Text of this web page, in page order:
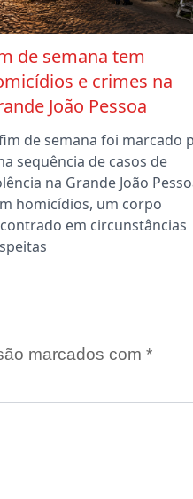
de semana tem
e crimes na
João Pessoa
de semana foi marcado
sequência de casos de
na Grande João
homicídios, um corpo
em circunstâncias
marcados com *